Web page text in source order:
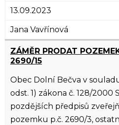
13.09.2023
Jana Vavřínová
ZÁMĚR PRODAT
2690/15
Obec Dolní Bečva v
odst. 1) zákona č. 128/2000
pozdějších předpisů
pozemku p.č. 2690/3,